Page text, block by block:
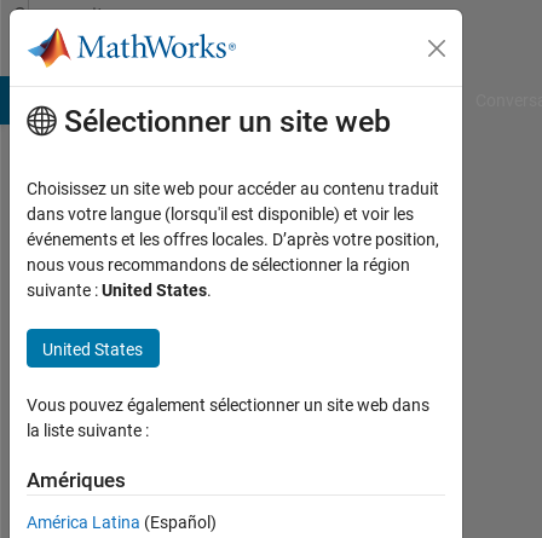
Passer au contenu
Community
Profile
Sai
Krishna
Praneeth
Duggirala
seen:
environ
y a
Sélectionner un site web
Choisissez un site web pour accéder au contenu traduit
dans votre langue (lorsqu'il est disponible) et voir les
événements et les offres locales. D’après votre position,
nous vous recommandons de sélectionner la région
suivante :United States.
United States
Vous pouvez également sélectionner un site web dans
la liste suivante :
Amériques
América Latina (Español)